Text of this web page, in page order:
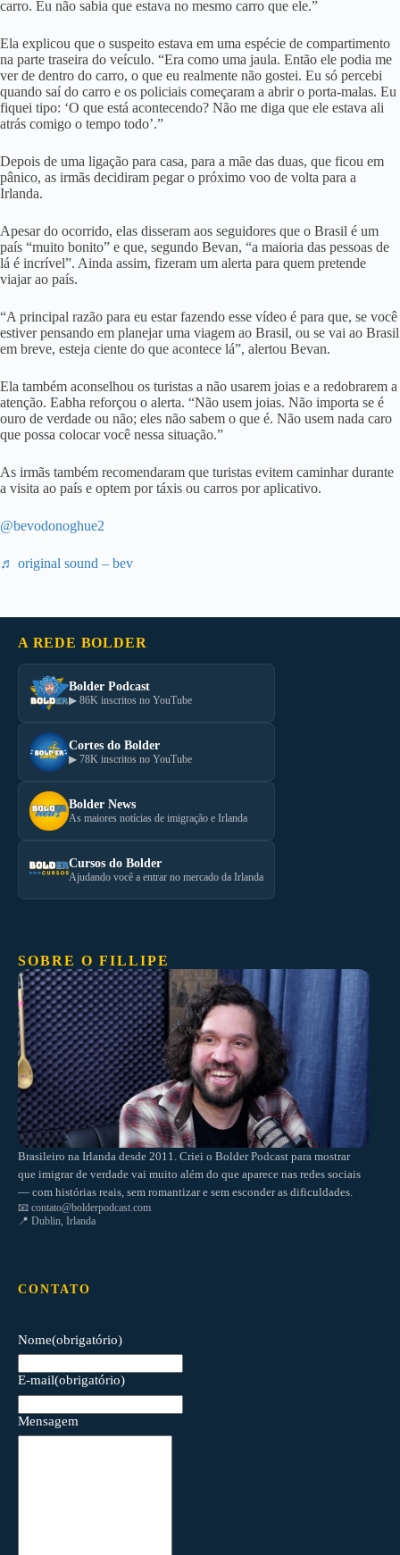
carro. Eu não sabia que estava no mesmo carro que ele.”
Ela explicou que o suspeito estava em uma espécie de compartimento
na parte traseira do veículo. “Era como uma jaula. Então ele podia me
ver de dentro do carro, o que eu realmente não gostei. Eu só percebi
quando saí do carro e os policiais começaram a abrir o porta-malas. Eu
fiquei tipo: ‘O que está acontecendo? Não me diga que ele estava ali
atrás comigo o tempo todo’.”
Depois de uma ligação para casa, para a mãe das duas, que ficou em
pânico, as irmãs decidiram pegar o próximo voo de volta para a
Irlanda.
Apesar do ocorrido, elas disseram aos seguidores que o Brasil é um
país “muito bonito” e que, segundo Bevan, “a maioria das pessoas de
lá é incrível”. Ainda assim, fizeram um alerta para quem pretende
viajar ao país.
“A principal razão para eu estar fazendo esse vídeo é para que, se você
estiver pensando em planejar uma viagem ao Brasil, ou se vai ao Brasil
em breve, esteja ciente do que acontece lá”, alertou Bevan.
Ela também aconselhou os turistas a não usarem joias e a redobrarem a
atenção. Eabha reforçou o alerta. “Não usem joias. Não importa se é
ouro de verdade ou não; eles não sabem o que é. Não usem nada caro
que possa colocar você nessa situação.”
As irmãs também recomendaram que turistas evitem caminhar durante
a visita ao país e optem por táxis ou carros por aplicativo.
@bevodonoghue2
♬ original sound – bev
A REDE BOLDER
Bolder Podcast
▶ 86K inscritos no YouTube
Cortes do Bolder
▶ 78K inscritos no YouTube
Bolder News
As maiores notícias de imigração e Irlanda
Cursos do Bolder
Ajudando você a entrar no mercado da Irlanda
SOBRE O FILLIPE
Brasileiro na Irlanda desde 2011. Criei o Bolder Podcast para mostrar
que imigrar de verdade vai muito além do que aparece nas redes sociais
— com histórias reais, sem romantizar e sem esconder as dificuldades.
📧 contato@bolderpodcast.com
📍 Dublin, Irlanda
CONTATO
Nome(obrigatório)
E-mail(obrigatório)
Mensagem